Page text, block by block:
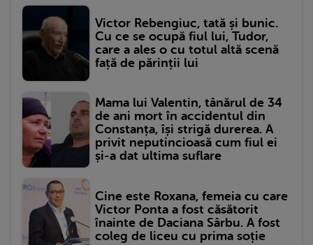
Victor Rebengiuc, tată și bunic.
Cu ce se ocupă fiul lui, Tudor,
care a ales o cu totul altă scenă
față de părinții lui
Mama lui Valentin, tânărul de 34
de ani mort în accidentul din
Constanța, își strigă durerea. A
privit neputincioasă cum fiul ei
și-a dat ultima suflare
Cine este Roxana, femeia cu care
Victor Ponta a fost căsătorit
înainte de Daciana Sârbu. A fost
coleg de liceu cu prima soție